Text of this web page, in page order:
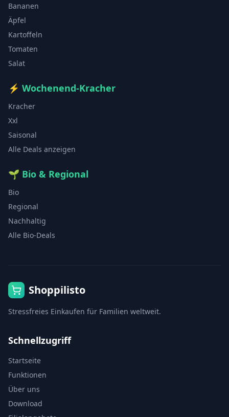
Bananen
Äpfel
Kartoffeln
Tomaten
Salat
⚡ Wochenend-Kracher
Kracher
Xxl
Saisonal
Alle Deals anzeigen
🌱 Bio & Regional
Bio
Regional
Nachhaltig
Alle Bio-Deals
Shoppilisto
Stressfreies Einkaufen für Familien weltweit.
Schnellzugriff
Startseite
Funktionen
Über uns
Download